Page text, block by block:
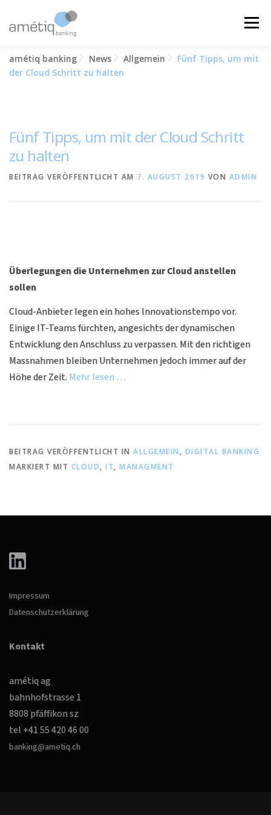
springen
Menü
LÖSUNGEN NEWS
amétiq banking News Allgemein
Fünf Tipps, um mit
der Cloud Schritt zu halten
Fünf Tipps, um mit der Cloud Schritt
zu halten
BEITRAG VERÖFFENTLICHT AM 7. AUGUST 2019 VON ADMIN
Überlegungen die Unternehmen zur Cloud anstellen
sollen
Cloud-Anbieter legen ein hohes Innovationstempo vor.
Einige IT-Teams fürchten, angesichts der dynamischen
Entwicklung den Anschluss zu verpassen. Mit den richtigen
Massnahmen bleiben Unternehmen jedoch immer auf der
Höhe der Zeit.Mehr lesen …
BEITRAG VERÖFFENTLICHT IN ALLGEMEIN, DIGITAL BANKING
MARKIERT MIT CLOUD, IT, MANAGMENT
Impressum
Datenschutzerklärung
Kontakt
amétiq ag
bahnhofstrasse 1
8808 pfäffikon sz
tel +41 55 420 46 00
banking@ametiq.ch